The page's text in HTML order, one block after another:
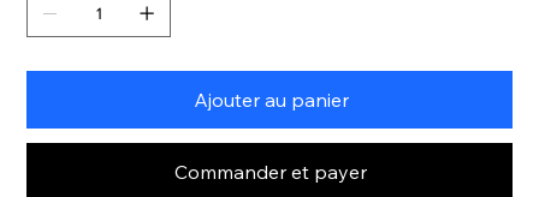
Ajouter au panier
Commander et payer